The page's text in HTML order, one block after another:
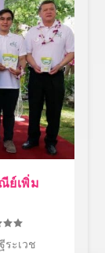
ย์เพิ่ม
ระเวช